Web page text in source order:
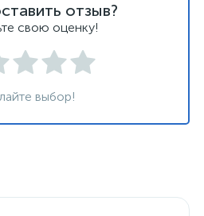
отзыв?
свою оценку!
выбор!